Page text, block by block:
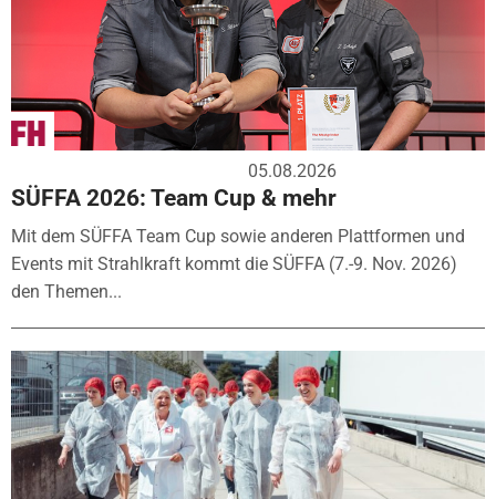
05.08.2026
SÜFFA 2026: Team Cup & mehr
Mit dem SÜFFA Team Cup sowie anderen Plattformen und
Events mit Strahlkraft kommt die SÜFFA (7.-9. Nov. 2026)
den Themen...